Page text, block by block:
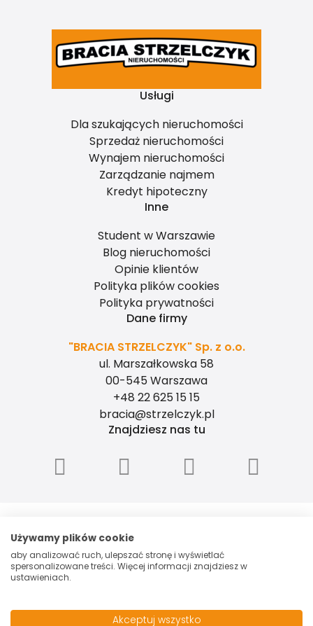
Usługi
Dla szukających nieruchomości
Sprzedaż nieruchomości
Wynajem nieruchomości
Zarządzanie najmem
Kredyt hipoteczny
Inne
Student w Warszawie
Blog nieruchomości
Opinie klientów
Polityka plików cookies
Polityka prywatności
Dane firmy
"BRACIA STRZELCZYK" Sp. z o.o.
ul. Marszałkowska 58
00-545 Warszawa
+48 22 625 15 15
bracia@strzelczyk.pl
Znajdziesz nas tu
OGRANICZONĄ ODPOWIEDZIALNOŚCIĄ, ul.
Marszałkowska 58, 00-545 Warszawa, NIP:
5260006048, Spółka zarejestrowana przez
Sąd Rejonowy dla m.st. Warszawy w
numerem 0000153699. Kapitał zakładowy:
Używamy plików cookie
aby analizować ruch, ulepszać stronę i wyświetlać
spersonalizowane treści. Więcej informacji znajdziesz w
ustawieniach.
Akceptuj wszystko